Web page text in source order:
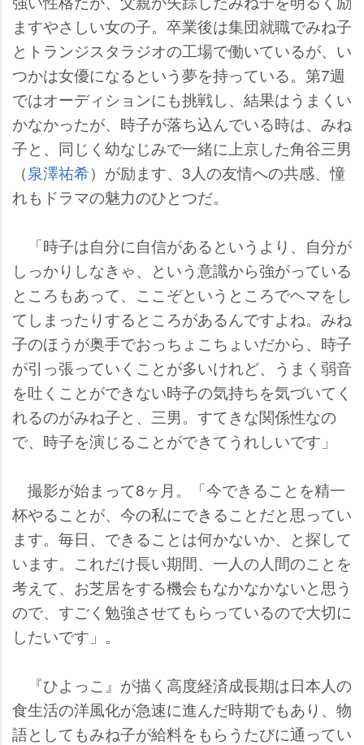
ますやさしい女の子。卒業後は集団就職でみね子
とトランジスタラジオの工場で働いているが、い
つかは女優になるという夢を持っている。第7週
ではオーディションにも挑戦し、結果はうまくい
かなかったが、時子が落ち込んでいる時は、みね
子と、同じく幼なじみで一緒に上京した角谷三男
（泉澤祐希）が励ます、3人の友情への共感、憧
れもドラマの魅力のひとつだ。
「時子は自分に自信があるというより、自分が
しっかりしなきゃ、という意識から強がっている
ところもあって、ここぞというところでヘマをし
てしまったりするところがあるんですよね。みね
子のほうが奥手でおっちょこちょいだから、時子
が引っ張っていくことが多いけれど、うまく弱音
を吐くことができない時子の気持ちを気づいてく
れるのがみね子と、三男。すてきな関係性なの
で、時子を演じることができてうれしいです」
撮影が始まって8ヶ月。「今できることを精一
杯やることが、今の私にできることだと思ってい
ます。毎日、できることは何かないか、と探して
います。これだけ長い期間、一人の人間のことを
考えて、お芝居をする機会もなかなかないと思う
ので、すごく勉強させてもらっているので大切に
したいです」。
『ひよっこ』が描く高度経済成長期は日本人の
食生活の洋風化が急速に進んだ時期でもあり、物
語としてもみね子が給料をもらうたびに通ってい